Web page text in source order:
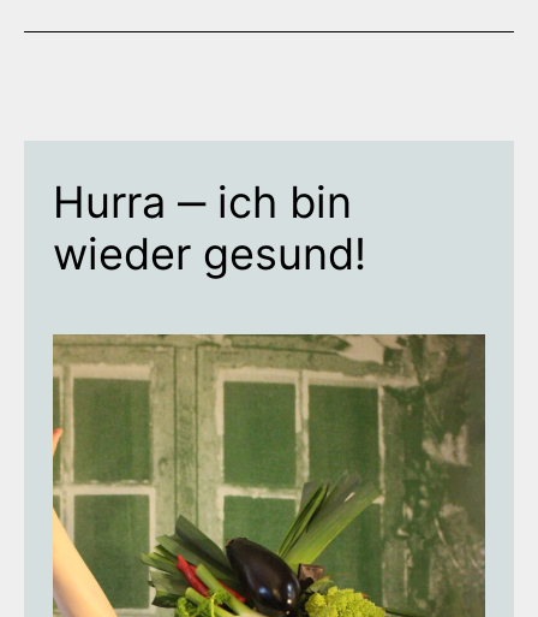
Hurra ‒ ich bin
wieder gesund!